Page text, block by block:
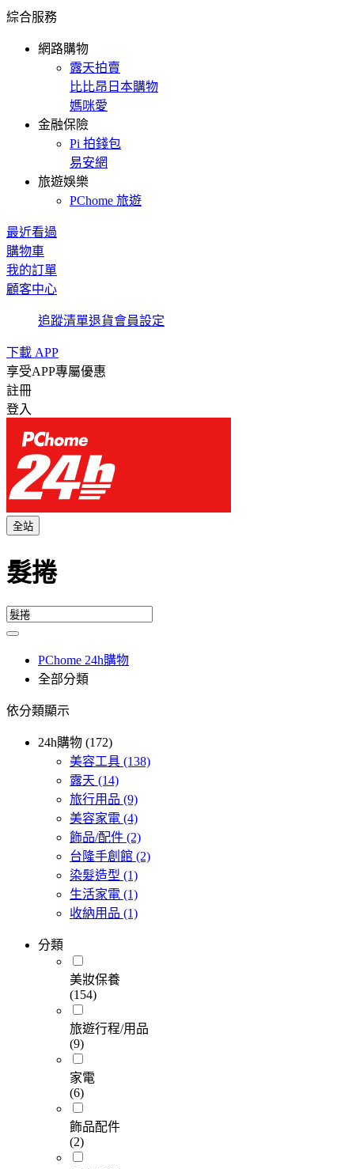
綜合服務
網路購物
露天拍賣
比比昂日本購物
媽咪愛
金融保險
Pi 拍錢包
易安網
旅遊娛樂
PChome 旅遊
最近看過
購物車
我的訂單
顧客中心
追蹤清單退貨會員設定
下載 APP
享受APP專屬優惠
註冊
登入
全站
髮捲
PChome 24h購物
全部分類
依分類顯示
24h購物 (172)
美容工具 (138)
露天 (14)
旅行用品 (9)
美容家電 (4)
飾品/配件 (2)
台隆手創館 (2)
染髮造型 (1)
生活家電 (1)
收納用品 (1)
分類
美妝保養
(154)
旅遊行程/用品
(9)
家電
(6)
飾品配件
(2)